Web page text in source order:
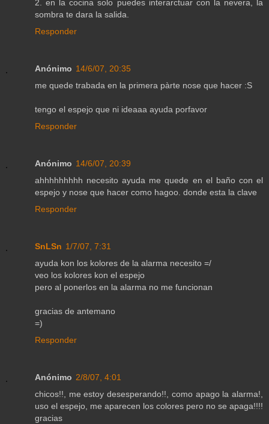
2. en la cocina solo puedes interarctuar con la nevera, la
sombra te dara la salida.
Responder
Anónimo 14/6/07, 20:35
me quede trabada en la primera pàrte nose que hacer :S
tengo el espejo que ni ideaaa ayuda porfavor
Responder
Anónimo 14/6/07, 20:39
ahhhhhhhhh necesito ayuda me quede en el baño con el
espejo y nose que hacer como hagoo. donde esta la clave
Responder
SnLSn 1/7/07, 7:31
ayuda kon los kolores de la alarma necesito =/
veo los kolores kon el espejo
pero al ponerlos en la alarma no me funcionan
gracias de antemano
=)
Responder
Anónimo 2/8/07, 4:01
chicos!!, me estoy desesperando!!, como apago la alarma!,
uso el espejo, me aparecen los colores pero no se apaga!!!!
gracias